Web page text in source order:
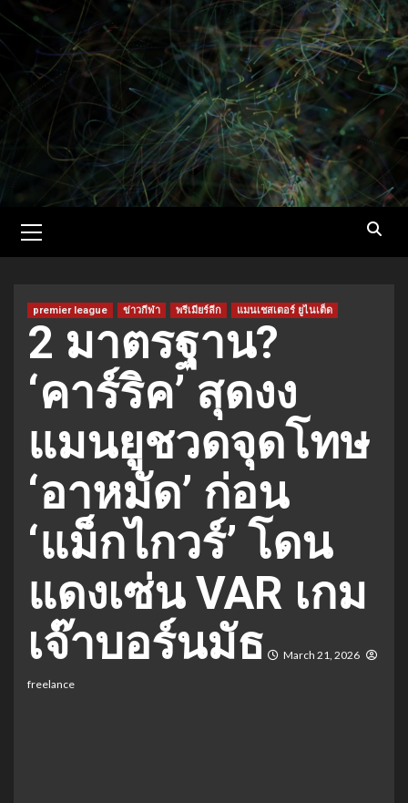
Skip
content
Menu
premier league ข่าวกีฬา พรีเมียร์ลีก แมนเชสเตอร์ ยูไนเต็ด
2 มาตรฐาน?
‘คาร์ริค’ สุดงง
แมนยูชวดจุดโทษ
‘อาหมัด’ ก่อน
‘แม็กไกวร์’ โดน
แดงเซ่น VAR เกม
เจ๊าบอร์นมัธ
March 21, 2026
freelance